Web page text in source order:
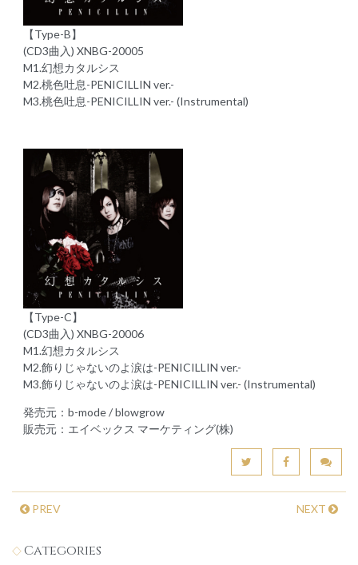
【Type-B】
(CD3曲入) XNBG-20005
M1.幻想カタルシス
M2.桃色吐息-PENICILLIN ver.-
M3.桃色吐息-PENICILLIN ver.- (Instrumental)
【Type-C】
(CD3曲入) XNBG-20006
M1.幻想カタルシス
M2.飾りじゃないのよ涙は-PENICILLIN ver.-
M3.飾りじゃないのよ涙は-PENICILLIN ver.- (Instrumental)
発売元：b-mode / blowgrow
販売元：エイベックス マーケティング(株)
PREV NEXT
Categories